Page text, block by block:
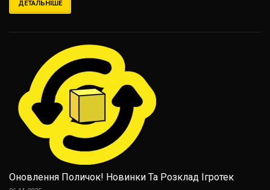
ДЕТАЛЬНІШЕ
Оновлення Поличок! Новинки Та Розклад Ігротек